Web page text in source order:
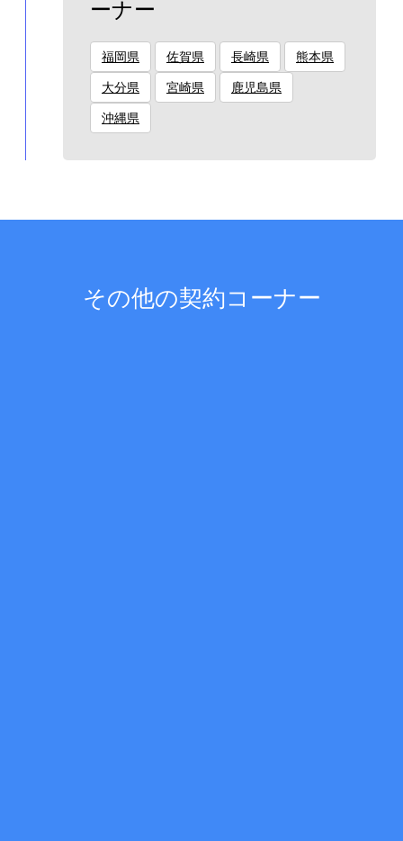
ーナー
福岡県 佐賀県 長崎県 熊本県
大分県 宮崎県 鹿児島県
沖縄県
その他の契約コーナー